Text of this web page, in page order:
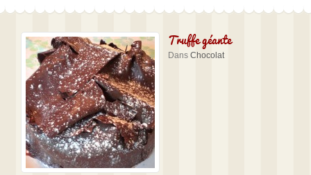
Truffe géante
Dans Chocolat